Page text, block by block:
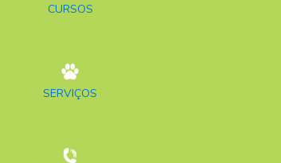
CURSOS
SERVIÇOS